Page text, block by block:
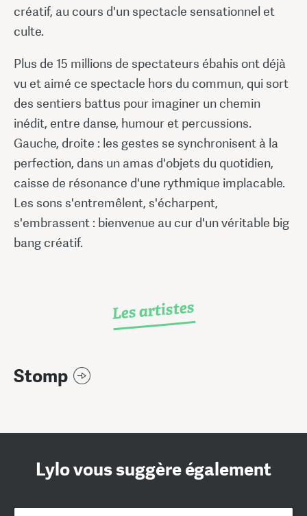
créatif, au cours d'un spectacle sensationnel et
culte.
Plus de 15 millions de spectateurs ébahis ont déjà
vu et aimé ce spectacle hors du commun, qui sort
des sentiers battus pour imaginer un chemin
inédit, entre danse, humour et percussions.
Gauche, droite : les gestes se synchronisent à la
perfection, dans un amas d'objets du quotidien,
caisse de résonance d'une rythmique implacable.
Les sons s'entremêlent, s'écharpent,
s'embrassent : bienvenue au cur d'un véritable big
bang créatif.
Les artistes
Stomp
Lylo vous suggère également